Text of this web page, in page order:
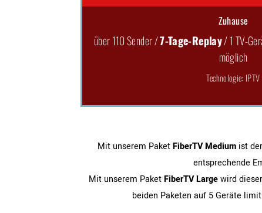
Zuhause
über 110 Sender /7-Tage-Replay/ 1 TV-
möglich
Technologie: IPTV
Mit unserem PaketFiberTV Mediumist der
entsprechende
Mit unserem PaketFiberTV Largewird
beiden Paketen auf 5 Geräte